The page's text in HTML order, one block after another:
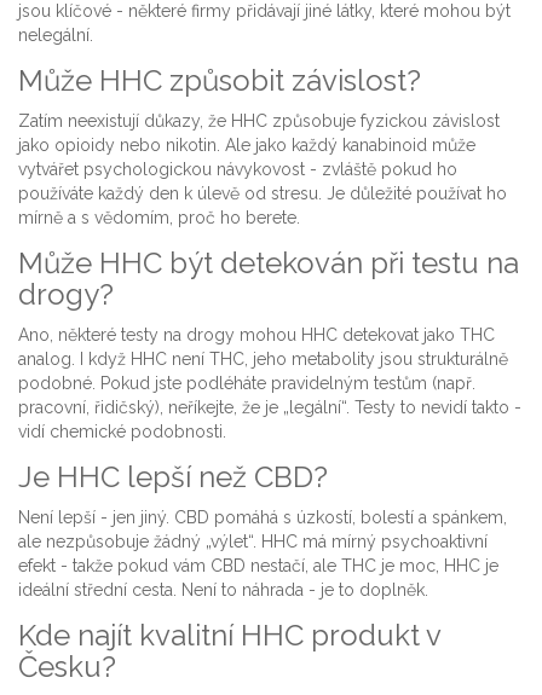
jsou klíčové - některé firmy přidávají jiné látky, které mohou být
nelegální.
Může HHC způsobit závislost?
Zatím neexistují důkazy, že HHC způsobuje fyzickou závislost
jako opioidy nebo nikotin. Ale jako každý kanabinoid může
vytvářet psychologickou návykovost - zvláště pokud ho
používáte každý den k úlevě od stresu. Je důležité používat ho
mírně a s vědomím, proč ho berete.
Může HHC být detekován při testu na
drogy?
Ano, některé testy na drogy mohou HHC detekovat jako THC
analog. I když HHC není THC, jeho metabolity jsou strukturálně
podobné. Pokud jste podléháte pravidelným testům (např.
pracovní, řidičský), neříkejte, že je „legální“. Testy to nevidí takto -
vidí chemické podobnosti.
Je HHC lepší než CBD?
Není lepší - jen jiný. CBD pomáhá s úzkostí, bolestí a spánkem,
ale nezpůsobuje žádný „výlet“. HHC má mírný psychoaktivní
efekt - takže pokud vám CBD nestačí, ale THC je moc, HHC je
ideální střední cesta. Není to náhrada - je to doplněk.
Kde najít kvalitní HHC produkt v
Česku?